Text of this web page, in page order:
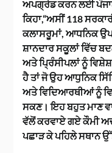
ਅਪਗ੍ਰੇਡ ਕਰਨ ਲਈ
ਕਿਹਾ,“ਅਸੀਂ 118
ਕਲਾਸਰੂਮਾਂ, ਆਧਨਿਕ
ਸ਼ਾਨਦਾਰ ਸਕੂਲਾਂ ਵਿੱਚ
ਅਤੇ ਪ੍ਰਿੰਸੀਪਲਾਂ ਨੂੰ
ਹੈ ਤਾਂ ਜੋ ਉਹ ਆਧੁਨਿਕ
ਅਤੇ ਵਿਦਿਆਰਥੀਆਂ ਨੂੰ
ਸਕਣ। ਇਹ ਬਹੁਤ ਮਾਣ
ਵੱਲੋਂ ਕਰਵਾਏ ਗਏ ਕੌਮੀ
ਪਛਾੜ ਕੇ ਪਹਿਲੇ ਸਥਾਨ